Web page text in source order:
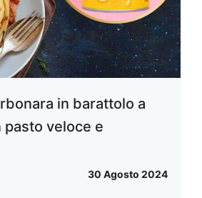
in barattolo a
pasto veloce e
30 Agosto 2024